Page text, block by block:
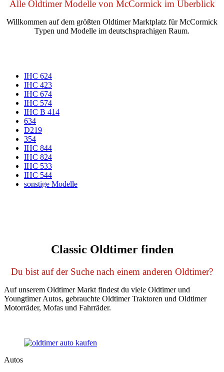
Alle Oldtimer Modelle von McCormick im Überblick
Willkommen auf dem größten Oldtimer Marktplatz für McCormick
Typen und Modelle im deutschsprachigen Raum.
IHC 624
IHC 423
IHC 674
IHC 574
IHC B 414
634
D219
354
IHC 844
IHC 824
IHC 533
IHC 544
sonstige Modelle
Classic Oldtimer finden
Du bist auf der Suche nach einem anderen Oldtimer?
Auf unserem Oldtimer Markt findest du viele Oldtimer und
Youngtimer Autos, gebrauchte Oldtimer Traktoren und Oldtimer
Motorräder, Mofas und Fahrräder.
Autos